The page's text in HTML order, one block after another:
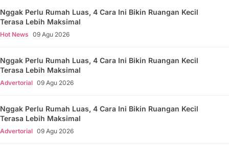
Nggak Perlu Rumah Luas, 4 Cara Ini Bikin Ruangan Kecil
Terasa Lebih Maksimal
Hot News 09 Agu 2026
Nggak Perlu Rumah Luas, 4 Cara Ini Bikin Ruangan Kecil
Terasa Lebih Maksimal
Advertorial 09 Agu 2026
Nggak Perlu Rumah Luas, 4 Cara Ini Bikin Ruangan Kecil
Terasa Lebih Maksimal
Advertorial 09 Agu 2026